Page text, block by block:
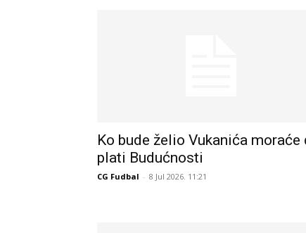
Ko bude želio Vukanića moraće
plati Budućnosti
CG Fudbal - 8 Jul 2026. 11:21